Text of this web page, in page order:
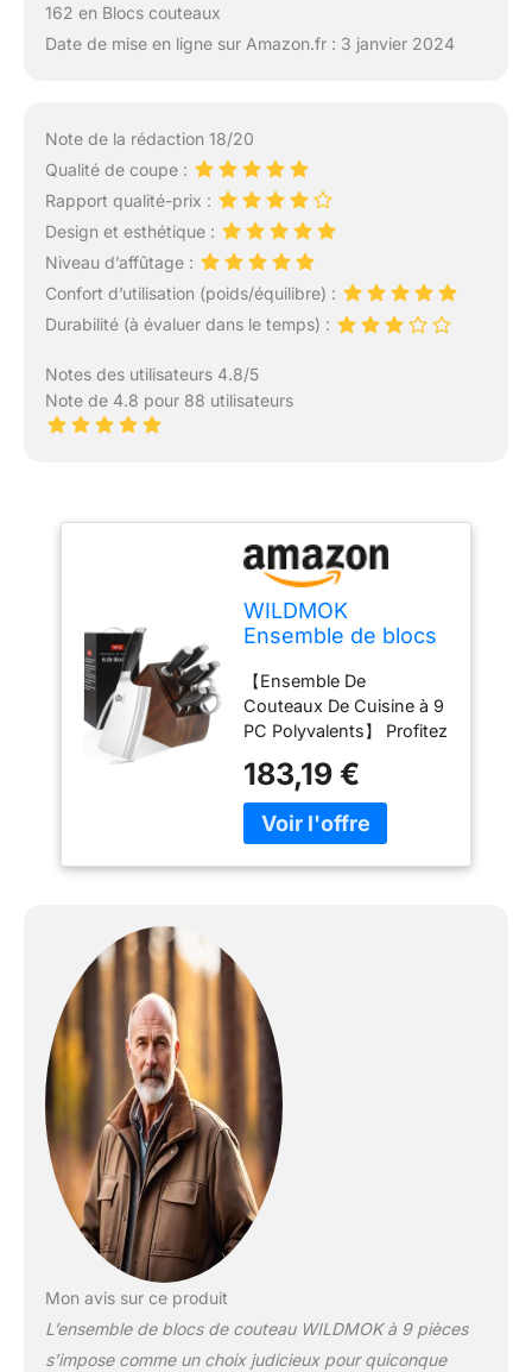
162 en Blocs couteaux
Date de mise en ligne sur Amazon.fr : 3 janvier 2024
Note de la rédaction 18/20
Qualité de coupe :
Rapport qualité-prix :
Design et esthétique :
Niveau d’affûtage :
Confort d’utilisation (poids/équilibre) :
Durabilité (à évaluer dans le temps) :
Notes des utilisateurs 4.8/5
Note de 4.8 pour 88 utilisateurs
WILDMOK
Ensemble de blocs
ensemble de
couteaux de cuisine
avec bloc en bois,
en acier inoxydable
allemand en acier
tranchant pointu
avec hachoir à os
【Ensemble De
Couteaux De Cuisine à 9
PC Polyvalents】 Profitez
convivial pour couper
légèrement. L'ensemble
comprend: 9,2 cm de
de 20,5 cm, un couteau
à pain 20,5 cm, une
hachoir à os de 17,9 cm,
un acier à hone-shone
professionnel, des
ciseaux de cuisine
amovibles et un bloc de
couteau en bois Acacia.
【ACIER SUPER
PRÉMIUM】 L'ensemble
de couteaux est en acier
une résistance extrême,
une durabilité et une
183,19 €
Mon avis sur ce produit
L’ensemble de blocs de couteau WILDMOK à 9 pièces
s’impose comme un choix judicieux pour quiconque